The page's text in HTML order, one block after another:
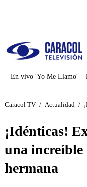
En vivo 'Yo Me Llamo'
Caracol TV / Actualidad /
¡Idénticas!
una increíble
hermana